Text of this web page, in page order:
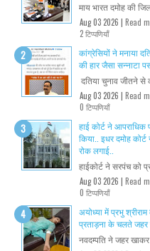
माय भारत दमोह की
Aug 03 2026 | Read
2 टिप्पणियाँ
कांग्रेसियों ने मनाया
की हार जैसा सन्नाटा
दतिया चुनाव जीतने से
Aug 03 2026 | Read
0 टिप्पणियाँ
हाई कोर्ट ने
किया.. इधर दमोह
रोक लगाई..
हाईकोर्ट ने सरपंच को
Aug 03 2026 | Read
0 टिप्पणियाँ
अयोध्या में प्रभु
प्रताड़ना के चलते जहर
नवदम्पति ने जहर